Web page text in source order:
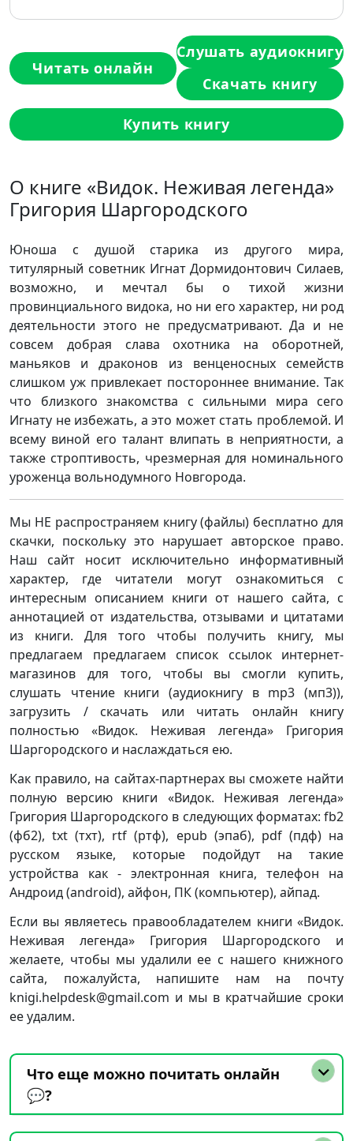
Читать онлайн
Слушать аудиокнигу
Скачать книгу
Купить книгу
О книге «Видок. Неживая легенда»
Григория Шаргородского
Юноша с душой старика из другого мира,
титулярный советник Игнат Дормидонтович Силаев,
возможно, и мечтал бы о тихой жизни
провинциального видока, но ни его характер, ни род
деятельности этого не предусматривают. Да и не
совсем добрая слава охотника на оборотней,
маньяков и драконов из венценосных семейств
слишком уж привлекает постороннее внимание. Так
что близкого знакомства с сильными мира сего
Игнату не избежать, а это может стать проблемой. И
всему виной его талант влипать в неприятности, а
также строптивость, чрезмерная для номинального
уроженца вольнодумного Новгорода.
Мы НЕ распространяем книгу (файлы) бесплатно для
скачки, поскольку это нарушает авторское право.
Наш сайт носит исключительно информативный
характер, где читатели могут ознакомиться с
интересным описанием книги от нашего сайта, с
аннотацией от издательства, отзывами и цитатами
из книги. Для того чтобы получить книгу, мы
предлагаем предлагаем список ссылок интернет-
магазинов для того, чтобы вы смогли купить,
слушать чтение книги (аудиокнигу в mp3 (мп3)),
загрузить / скачать или читать онлайн книгу
полностью «Видок. Неживая легенда» Григория
Шаргородского и наслаждаться ею.
Как правило, на сайтах-партнерах вы сможете найти
полную версию книги «Видок. Неживая легенда»
Григория Шаргородского в следующих форматах: fb2
(фб2), txt (тхт), rtf (ртф), epub (эпаб), pdf (пдф) на
русском языке, которые подойдут на такие
устройства как - электронная книга, телефон на
Андроид (android), айфон, ПК (компьютер), айпад.
Если вы являетесь правообладателем книги «Видок.
Неживая легенда» Григория Шаргородского и
желаете, чтобы мы удалили ее с нашего книжного
сайта, пожалуйста, напишите нам на почту
knigi.helpdesk@gmail.com и мы в кратчайшие сроки
ее удалим.
Что еще можно почитать онлайн
💬?